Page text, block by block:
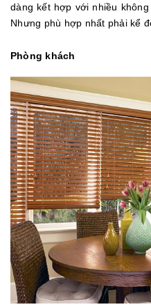
dàng kết hợp với nhiều
Nhưng phù hợp nhất phải kể
Phòng khách